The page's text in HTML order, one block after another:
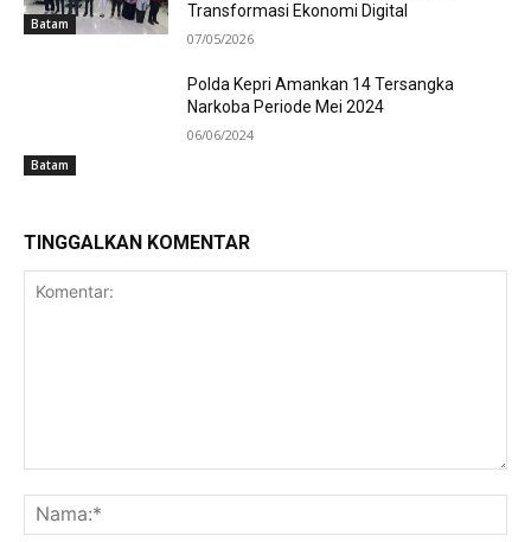
Batam
Transformasi Ekonomi Digital
07/05/2026
Batam
Polda Kepri Amankan 14 Tersangka
Narkoba Periode Mei 2024
06/06/2024
TINGGALKAN KOMENTAR